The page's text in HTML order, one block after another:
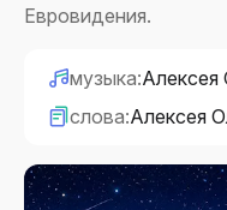
Евровидения.
музыка:Алексея
слова:Алексея